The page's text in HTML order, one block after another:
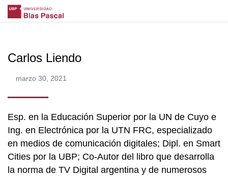
Carlos Liendo
marzo 30, 2021
Esp. en la Educación Superior por la UN de Cuyo e
Ing. en Electrónica por la UTN FRC, especializado
en medios de comunicación digitales; Dipl. en Smart
Cities por la UBP; Co-Autor del libro que desarrolla
la norma de TV Digital argentina y de numerosos